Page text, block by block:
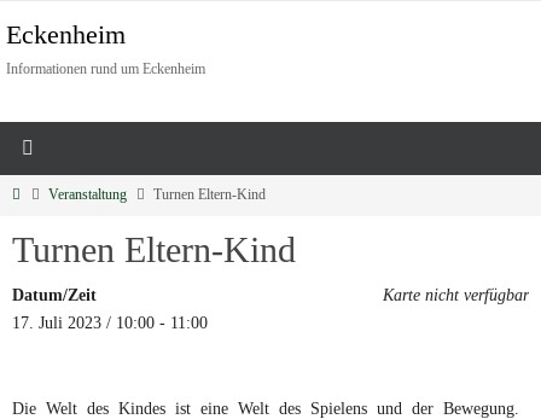
Eckenheim
Informationen rund um Eckenheim
Veranstaltung Turnen Eltern-Kind
Turnen Eltern-Kind
Karte nicht verfügbar
Datum/Zeit
17. Juli 2023 / 10:00 - 11:00
Die Welt des Kindes ist eine Welt des Spielens und der Bewegung.